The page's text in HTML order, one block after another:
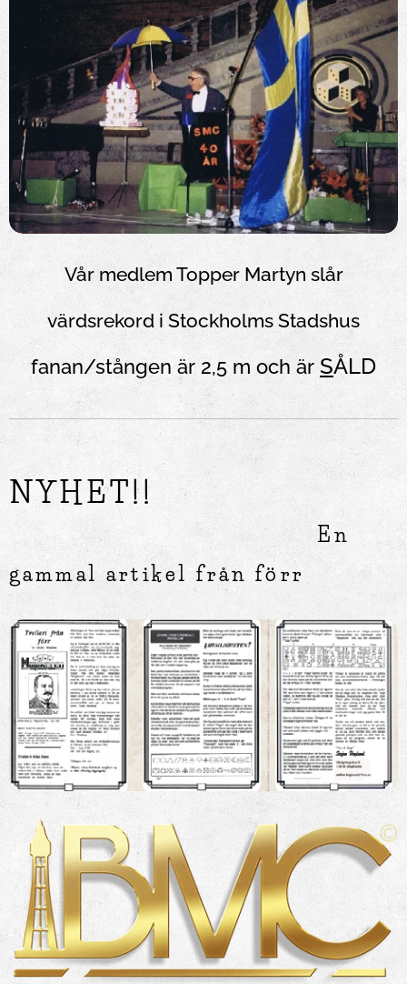
Vår medlem Topper Martyn slår
värdsrekord i Stockholms Stadshus
fanan/stången är 2,5 m och är SÅLD
NYHET!!
En
gammal artikel från förr